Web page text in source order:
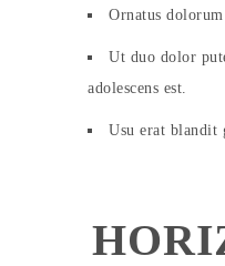
Ornatus
Ut duo dolor
adolescens est.
Usu erat blandit